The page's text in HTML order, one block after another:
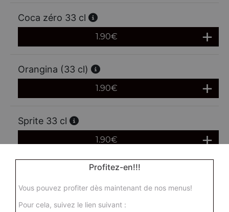
Coca zéro 33 cl
1.90€
Orangina (33 cl)
1.90€
Sprite 33 cl
1.90€
1.90€
Profitez-en!!!
Vous pouvez profiter dès maintenant de nos menus!
Pour cela, suivez le lien suivant :